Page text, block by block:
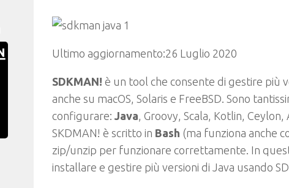
Ultimo aggiornamento:26 Luglio 2020
SDKMAN! è un tool che consente di gestire più
anche su macOS, Solaris e FreeBSD. Sono
configurare: Java, Groovy, Scala, Kotlin,
SKDMAN! è scritto in Bash (ma funziona anche
zip/unzip per funzionare correttamente. In
installare e gestire più versioni di Java usando